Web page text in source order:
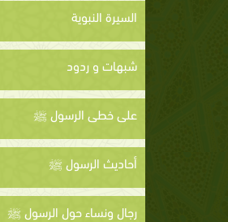
السيرة النبوية
شبهات و ردود
على خطى الرسول ﷺ
أحاديث الرسول ﷺ
رجال ونساء حول الرسول ﷺ